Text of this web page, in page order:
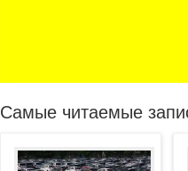
Самые читаемые